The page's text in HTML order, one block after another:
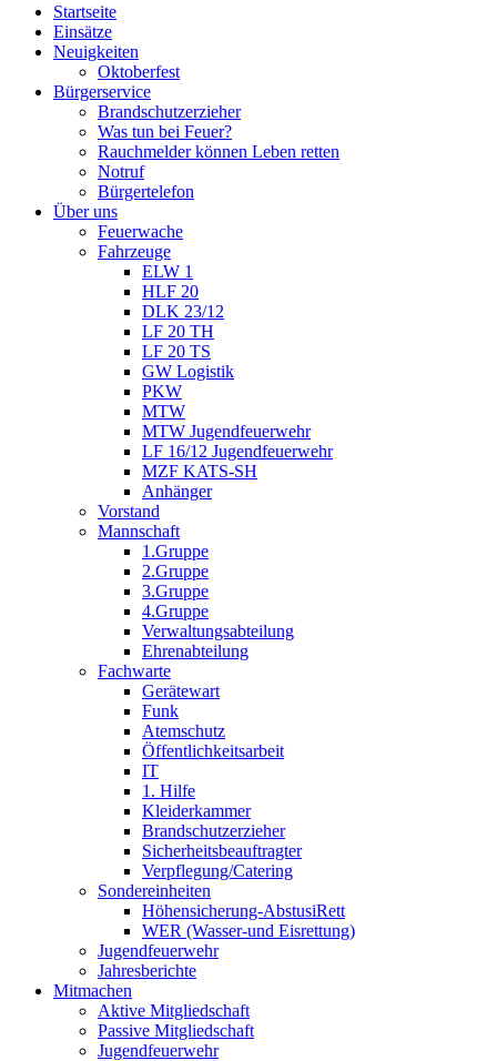
Startseite
Einsätze
Neuigkeiten
Oktoberfest
Bürgerservice
Brandschutzerzieher
Was tun bei Feuer?
Rauchmelder können Leben retten
Notruf
Bürgertelefon
Über uns
Feuerwache
Fahrzeuge
ELW 1
HLF 20
DLK 23/12
LF 20 TH
LF 20 TS
GW Logistik
PKW
MTW
MTW Jugendfeuerwehr
LF 16/12 Jugendfeuerwehr
MZF KATS-SH
Anhänger
Vorstand
Mannschaft
1.Gruppe
2.Gruppe
3.Gruppe
4.Gruppe
Verwaltungsabteilung
Ehrenabteilung
Fachwarte
Gerätewart
Funk
Atemschutz
Öffentlichkeitsarbeit
IT
1. Hilfe
Kleiderkammer
Brandschutzerzieher
Sicherheitsbeauftragter
Verpflegung/Catering
Sondereinheiten
Höhensicherung-AbstusiRett
WER (Wasser-und Eisrettung)
Jugendfeuerwehr
Jahresberichte
Mitmachen
Aktive Mitgliedschaft
Passive Mitgliedschaft
Jugendfeuerwehr